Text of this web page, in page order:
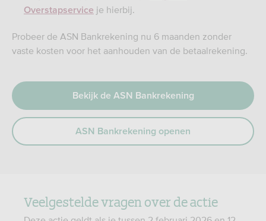
Overstapservice je hierbij.​
Probeer de ASN Bankrekening nu 6 maanden zonder
vaste kosten voor het aanhouden van de betaalrekening.
Bekijk de ASN Bankrekening
ASN Bankrekening openen
Veelgestelde vragen over de actie